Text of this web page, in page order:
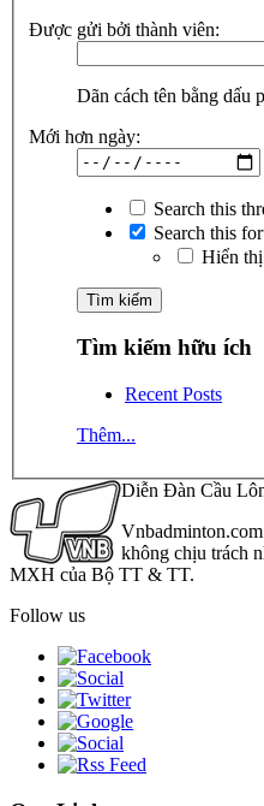
Được gửi bởi thành viên:
Dãn cách tên bằng dấu
Mới hơn ngày:
Search this
Search this
Hiển
Tìm kiếm hữu ích
Recent Posts
Thêm...
Diễn Đàn Cầu
không chịu trách
MXH của Bộ TT & TT.
Follow us